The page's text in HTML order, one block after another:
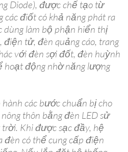
Diode), được chế tạo từ
các điốt có khả năng phát ra
dùng làm bộ phận hiển thị
tử, đèn quảng cáo, trang
với đèn sợi đốt, đèn huỳnh
hoạt động nhờ năng lượng
các bước chuẩn bị cho
thôn bằng đèn LED sử
Khi được sạc đầy, hệ
có thể cung cấp điện